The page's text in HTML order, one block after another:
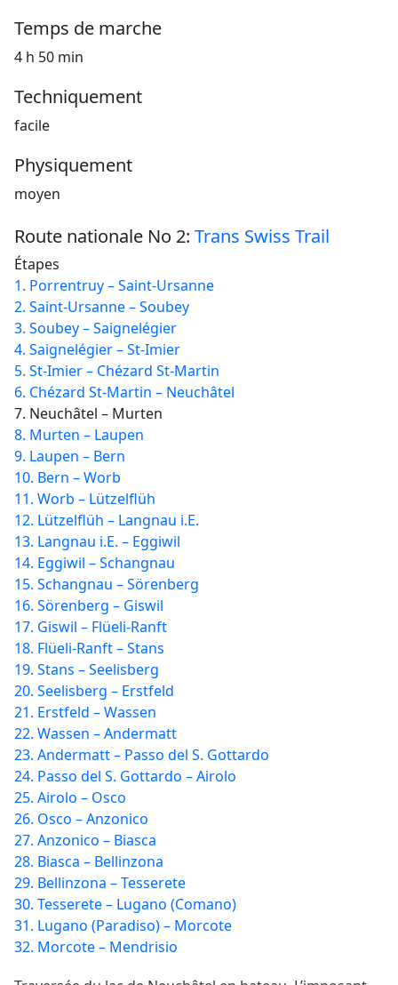
Temps de marche
4 h 50 min
Techniquement
facile
Physiquement
moyen
Route nationale No 2: Trans Swiss Trail
Étapes
1. Porrentruy – Saint-Ursanne
2. Saint-Ursanne – Soubey
3. Soubey – Saignelégier
4. Saignelégier – St-Imier
5. St-Imier – Chézard St-Martin
6. Chézard St-Martin – Neuchâtel
7. Neuchâtel – Murten
8. Murten – Laupen
9. Laupen – Bern
10. Bern – Worb
11. Worb – Lützelflüh
12. Lützelflüh – Langnau i.E.
13. Langnau i.E. – Eggiwil
14. Eggiwil – Schangnau
15. Schangnau – Sörenberg
16. Sörenberg – Giswil
17. Giswil – Flüeli-Ranft
18. Flüeli-Ranft – Stans
19. Stans – Seelisberg
20. Seelisberg – Erstfeld
21. Erstfeld – Wassen
22. Wassen – Andermatt
23. Andermatt – Passo del S. Gottardo
24. Passo del S. Gottardo – Airolo
25. Airolo – Osco
26. Osco – Anzonico
27. Anzonico – Biasca
28. Biasca – Bellinzona
29. Bellinzona – Tesserete
30. Tesserete – Lugano (Comano)
31. Lugano (Paradiso) – Morcote
32. Morcote – Mendrisio